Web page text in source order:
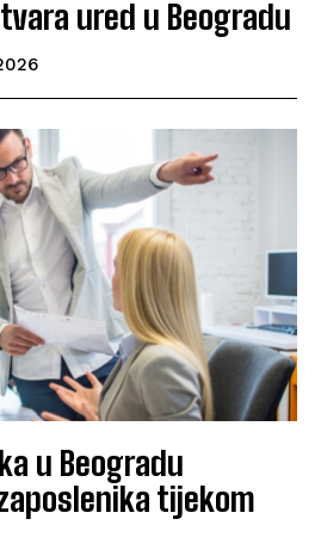
ured u Beogradu
u Beogradu
tijekom